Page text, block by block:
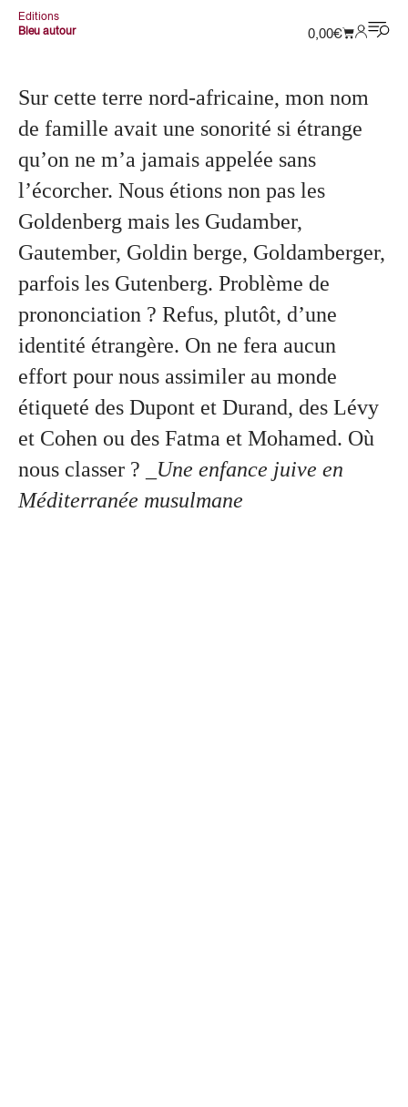
Editions
Bleu autour
0,00€
Sur cette terre nord-africaine, mon nom
de famille avait une sonorité si étrange
qu’on ne m’a jamais appelée sans
l’écorcher. Nous étions non pas les
Goldenberg mais les Gudamber,
Gautember, Goldin berge, Goldamberger,
parfois les Gutenberg. Problème de
prononciation ? Refus, plutôt, d’une
identité étrangère. On ne fera aucun
effort pour nous assimiler au monde
étiqueté des Dupont et Durand, des Lévy
et Cohen ou des Fatma et Mohamed. Où
nous classer ?
_Une enfance juive en
Méditerranée musulmane